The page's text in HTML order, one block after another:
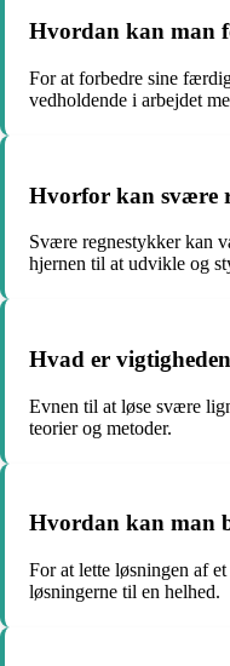
Hvordan kan man
For at forbedre sine
vedholdende i arbejdet
Hvorfor kan svære
Svære regnestykker kan
hjernen til at udvikle og
Hvad er
Evnen til at løse svære
teorier og metoder.
Hvordan kan man
For at lette løsningen af
løsningerne til en helhed.